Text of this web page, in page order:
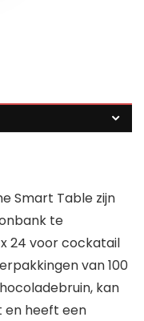
Smart Table zijn
te
24 voor cockatail
van 100
kan
en heeft een